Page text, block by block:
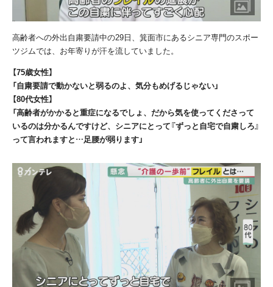
高齢者への外出自粛要請中の29日、箕面市にあるシニア専門のスポー
ツジムでは、お年寄りが汗を流していました。
【75歳女性】
「自粛要請で動かないと弱るのよ、気分もめげるじゃない」
【80代女性】
「高齢者がかかると重症になるでしょ、だから気を使ってくださって
いるのは分かるんですけど、シニアにとって『ずっと自宅で自粛しろ』
って言われますと…足腰が弱ります」